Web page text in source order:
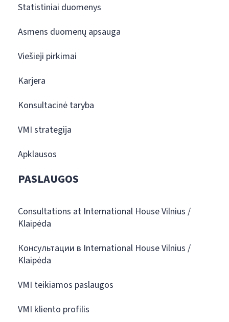
Statistiniai duomenys
Asmens duomenų apsauga
Viešieji pirkimai
Karjera
Konsultacinė taryba
VMI strategija
Apklausos
PASLAUGOS
Consultations at International House Vilnius /
Klaipėda
Консультации в International House Vilnius /
Klaipėda
VMI teikiamos paslaugos
VMI kliento profilis